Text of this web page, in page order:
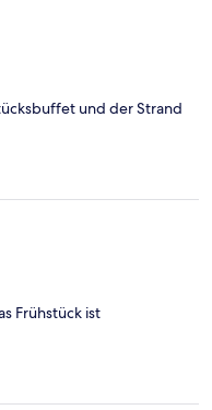
und der Strand
Frühstück ist